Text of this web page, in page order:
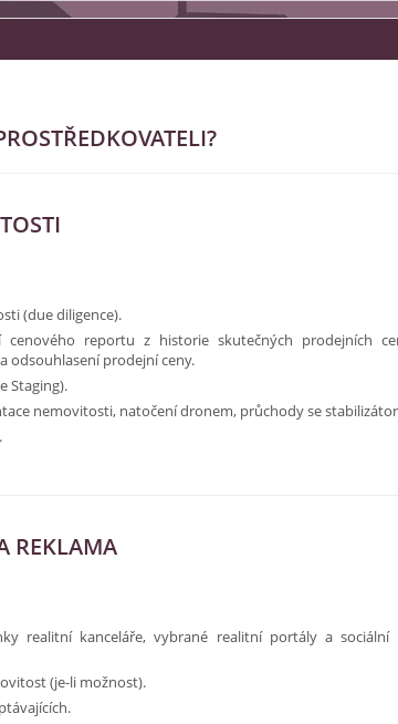
(due diligence).
cenového reportu z historie skutečných prodejních
odsouhlasení prodejní ceny.
Staging).
nemovitosti, natočení dronem, průchody se
REKLAMA
realitní kanceláře, vybrané realitní portály a sociální
(je-li možnost).